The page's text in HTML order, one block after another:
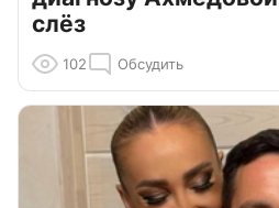
слёз
102 Обсудить